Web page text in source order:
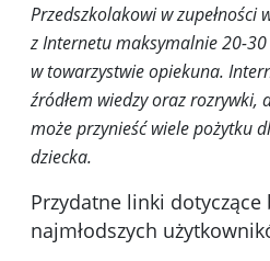
Przedszkolakowi w zupełności
z Internetu maksymalnie 20-
w towarzystwie opiekuna.
źródłem wiedzy oraz rozrywki,
może przynieść wiele pożytku
dziecka.
Przydatne linki dotyczące
najmłodszych